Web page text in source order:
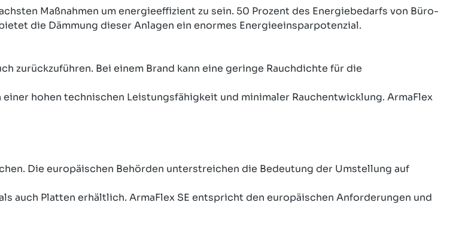
Maßnahmen um energieeffizient zu sein. 50 Prozent des Energiebedarfs von Büro-
die Dämmung dieser Anlagen ein enormes Energieeinsparpotenzial.
zurückzuführen. Bei einem Brand kann eine geringe Rauchdichte für die
hohen technischen Leistungsfähigkeit und minimaler Rauchentwicklung. ArmaFlex
Die europäischen Behörden unterstreichen die Bedeutung der Umstellung auf
auch Platten erhältlich. ArmaFlex SE entspricht den europäischen Anforderungen und